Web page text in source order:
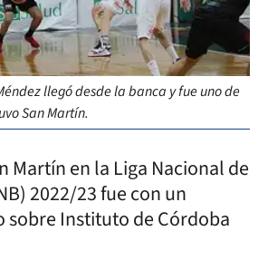
llegó desde la banca y fue uno de
San Martín.
Martín en la Liga Nacional de
2022/23 fue con un
Instituto de Córdoba